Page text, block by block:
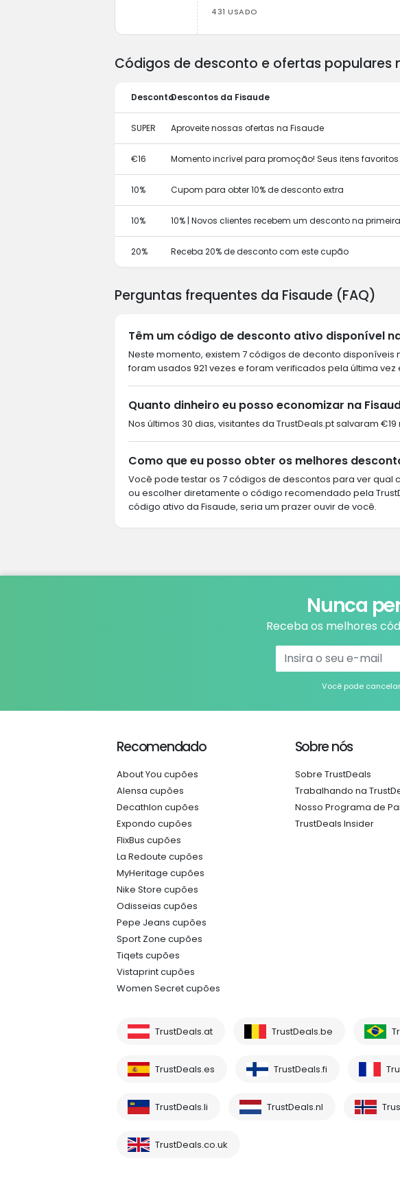
431 USADO
Códigos de desconto e ofertas populares
DescontoDescontos da Fisaude
SUPER Aproveite nossas ofertas na Fisaude
€16 Momento incrível para promoção! Seus itens
10% Cupom para obter 10% de desconto extra
10% 10% | Novos clientes recebem um desconto na
20% Receba 20% de desconto com este cupão
Perguntas frequentes da Fisaude (FAQ)
Têm um código de desconto ativo disponível
Neste momento, existem 7 códigos de deconto disponíveis
foram usados 921 vezes e foram verificados pela última vez
Quanto dinheiro eu posso economizar na
Nos últimos 30 dias, visitantes da TrustDeals.pt salvaram
Como que eu posso obter os melhores
Você pode testar os 7 códigos de descontos para ver qual
ou escolher diretamente o código recomendado pela
código ativo da Fisaude, seria um prazer ouvir de você.
Nunca
Receba os melhores
Você pode
Recomendado
About You cupões
Alensa cupões
Decathlon cupões
Expondo cupões
FlixBus cupões
La Redoute cupões
MyHeritage cupões
Nike Store cupões
Odisseias cupões
Pepe Jeans cupões
Sport Zone cupões
Tiqets cupões
Vistaprint cupões
Women Secret cupões
Sobre nós
Sobre TrustDeals
Trabalhando na
Nosso Programa de
TrustDeals Insider
TrustDeals.at TrustDeals.be
TrustDeals.es TrustDeals.fi
TrustDeals.li TrustDeals.nl
TrustDeals.co.uk